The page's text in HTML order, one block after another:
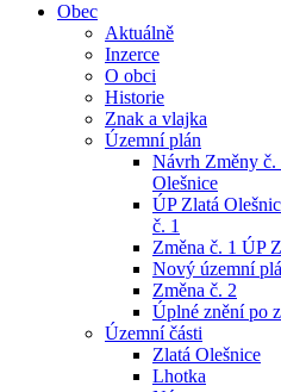
Obec
Aktuálně
Inzerce
O obci
Historie
Znak a vlajka
Územní plán
Návrh Změny č.
Olešnice
ÚP Zlatá
č. 1
Změna č. 1 ÚP
Nový územní
Změna č. 2
Úplné znění po
Územní části
Zlatá Olešnice
Lhotka